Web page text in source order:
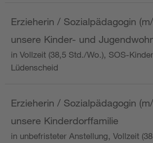
Erzieherin / Sozialpädagogin
unsere Kinder- und
in Vollzeit (38,5 Std./Wo.), SOS-
Lüdenscheid
Erzieherin / Sozialpädagogin
unsere Kinderdorffamilie
in unbefristeter Anstellung, Vollzeit